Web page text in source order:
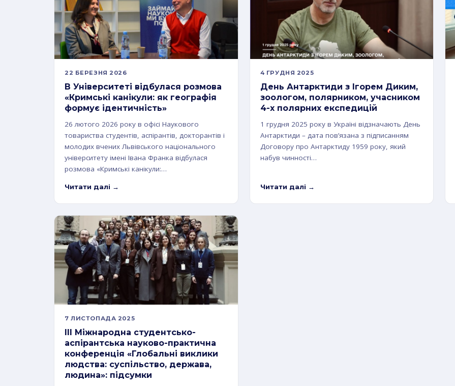
22 БЕРЕЗНЯ 2026
В Університеті відбулася розмова
«Кримські канікули: як географія
формує ідентичність»
26 лютого 2026 року в офісі Наукового
товариства студентів, аспірантів, докторантів і
молодих вчених Львівського національного
університету імені Івана Франка відбулася
розмова «Кримські канікули:…
Читати далі
4 ГРУДНЯ 2025
День Антарктиди з Ігорем Диким,
зоологом, полярником, учасником
4-х полярних експедицій
1 грудня 2025 року в Україні відзначають День
Антарктиди – дата пов’язана з підписанням
Договору про Антарктиду 1959 року, який
набув чинності…
Читати далі
7 ЛИСТОПАДА 2025
III Міжнародна студентсько-
аспірантська науково-практична
конференція «Глобальні виклики
людства: суспільство, держава,
людина»: підсумки